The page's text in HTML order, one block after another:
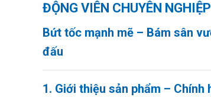
ĐỘNG VIÊN CHUYÊN NGHIỆP
Bứt tốc mạnh mẽ – Bám sân
đấu
1. Giới thiệu sản phẩm –